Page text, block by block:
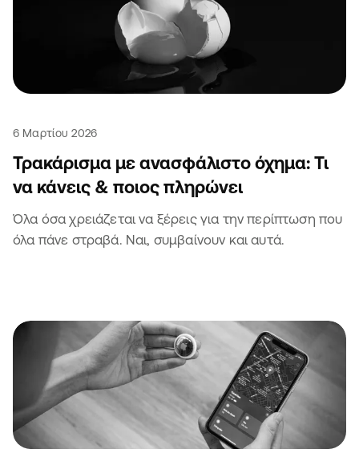
6 Μαρτίου 2026
Τρακάρισμα με ανασφάλιστο όχημα: Τι
να κάνεις & ποιος πληρώνει
Όλα όσα χρειάζεται να ξέρεις για την περίπτωση που
όλα πάνε στραβά. Ναι, συμβαίνουν και αυτά.